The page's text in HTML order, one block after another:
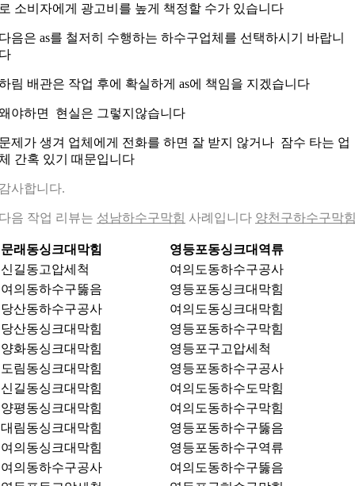
소비자에게 광고비를 높게 책정할 수가 있습니다
음은 as를 철저히 수행하는 하수구업체를 선택하시기 바랍니
림 배관은 작업 후에 확실하게 as에 책임을 지겠습니다
야하면 현실은 그렇지않습니다
제가 생겨 업체에게 전화를 하면 잘 받지 않거나 잠수 타는 업
간혹 있기 때문입니다
사합니다.
음 작업 리뷰는 성남하수구막힘 사례입니다 양천구하수구막
문래동싱크대막힘
영등포동싱크대역류
신길동고압세척
여의도동하수구공사
여의동하수구뚫음
영등포동싱크대막힘
당산동하수구공사
여의도동싱크대막힘
당산동싱크대막힘
영등포동하수구막힘
양화동싱크대막힘
영등포구고압세척
도림동싱크대막힘
영등포동하수구공사
신길동싱크대막힘
여의도동하수도막힘
양평동싱크대막힘
여의도동하수구막힘
대림동싱크대막힘
영등포동하수구뚫음
여의동싱크대막힘
영등포동하수구역류
여의동하수구공사
여의도동하수구뚫음